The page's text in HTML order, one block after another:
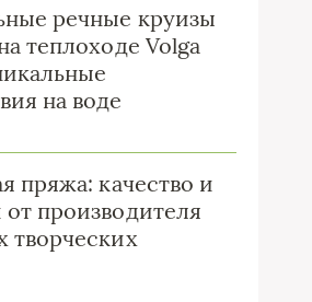
речные круизы
теплоходе Volga
на воде
пряжа: качество и
производителя
творческих